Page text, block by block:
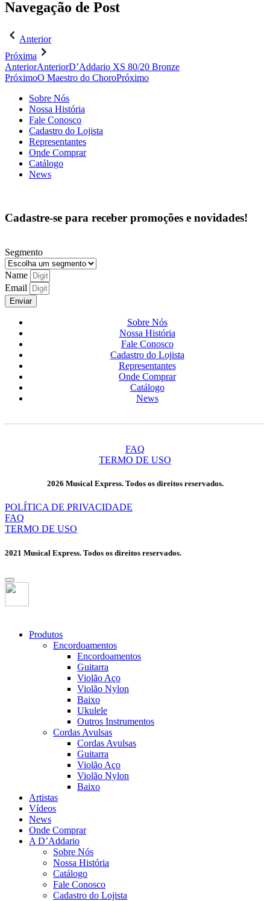
Navegação de Post
Anterior
Próxima
AnteriorAnteriorD’Addario XS 80/20 Bronze
PróximoO Maestro do ChoroPróximo
Sobre Nós
Nossa História
Fale Conosco
Cadastro do Lojista
Representantes
Onde Comprar
Catálogo
News
Cadastre-se para receber promoções e novidades!
Segmento
Name
Email
Enviar
Sobre Nós
Nossa História
Fale Conosco
Cadastro do Lojista
Representantes
Onde Comprar
Catálogo
News
FAQ
TERMO DE USO
2026 Musical Express. Todos os direitos reservados.
POLÍTICA DE PRIVACIDADE
FAQ
TERMO DE USO
2021 Musical Express. Todos os direitos reservados.
Produtos
Encordoamentos
Encordoamentos
Guitarra
Violão Aço
Violão Nylon
Baixo
Ukulele
Outros Instrumentos
Cordas Avulsas
Cordas Avulsas
Guitarra
Violão Aço
Violão Nylon
Baixo
Artistas
Vídeos
News
Onde Comprar
A D’Addario
Sobre Nós
Nossa História
Catálogo
Fale Conosco
Cadastro do Lojista